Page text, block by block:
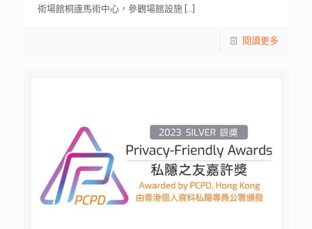
術場館桐廬馬術中心，參觀場館設施[…]
閱讀更多